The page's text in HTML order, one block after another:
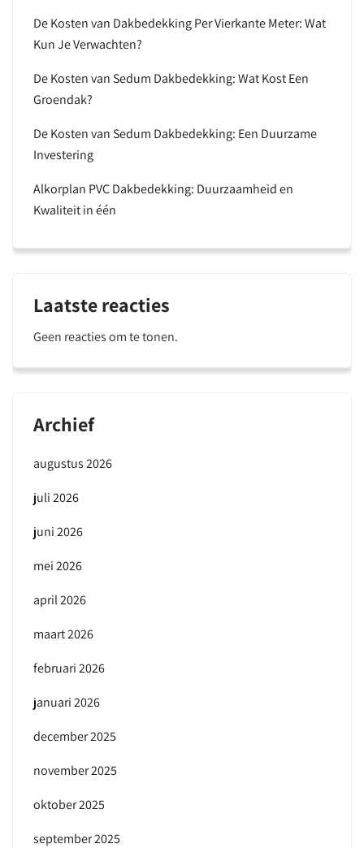
De Kosten van Dakbedekking Per Vierkante Meter: Wat
Kun Je Verwachten?
De Kosten van Sedum Dakbedekking: Wat Kost Een
Groendak?
De Kosten van Sedum Dakbedekking: Een Duurzame
Investering
Alkorplan PVC Dakbedekking: Duurzaamheid en
Kwaliteit in één
Laatste reacties
Geen reacties om te tonen.
Archief
augustus 2026
juli 2026
juni 2026
mei 2026
april 2026
maart 2026
februari 2026
januari 2026
december 2025
november 2025
oktober 2025
september 2025